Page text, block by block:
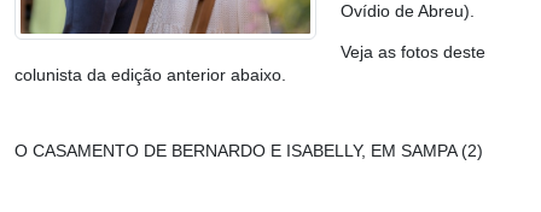
Ovídio de Abreu).
Veja as fotos deste
colunista da edição anterior abaixo.
O CASAMENTO DE BERNARDO E ISABELLY, EM SAMPA (2)